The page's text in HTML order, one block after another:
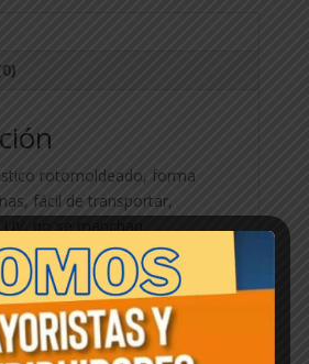
rotomoldeado, forma
fácil de transportar,
relacionados